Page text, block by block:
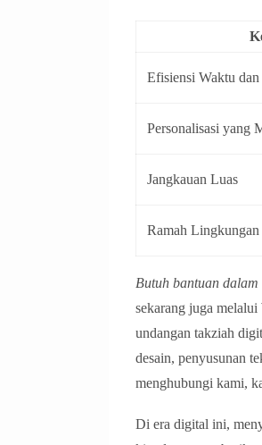
Efisiensi Waktu
Personalisasi yang
Jangkauan Luas
Ramah Lingkungan
Butuh bantuan
sekarang juga
undangan takziah
desain, penyusunan
menghubungi kami,
Di era digital ini,